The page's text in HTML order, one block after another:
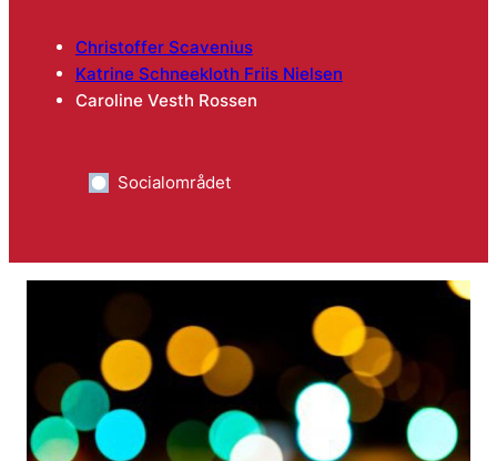
Christoffer Scavenius
Katrine Schneekloth Friis Nielsen
Caroline Vesth Rossen
Socialområdet